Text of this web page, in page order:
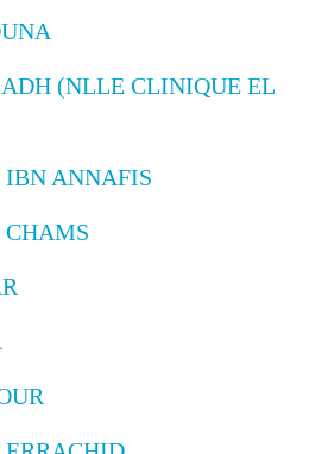
(NLLE CLINIQUE EL
ANNAFIS